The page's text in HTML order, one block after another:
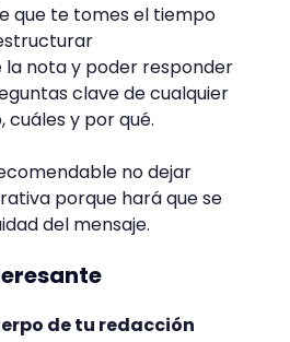
que te tomes el tiempo
la nota y poder responder
clave de cualquier
cuáles y por qué.
no dejar
porque hará que se
del mensaje.
de tu redacción